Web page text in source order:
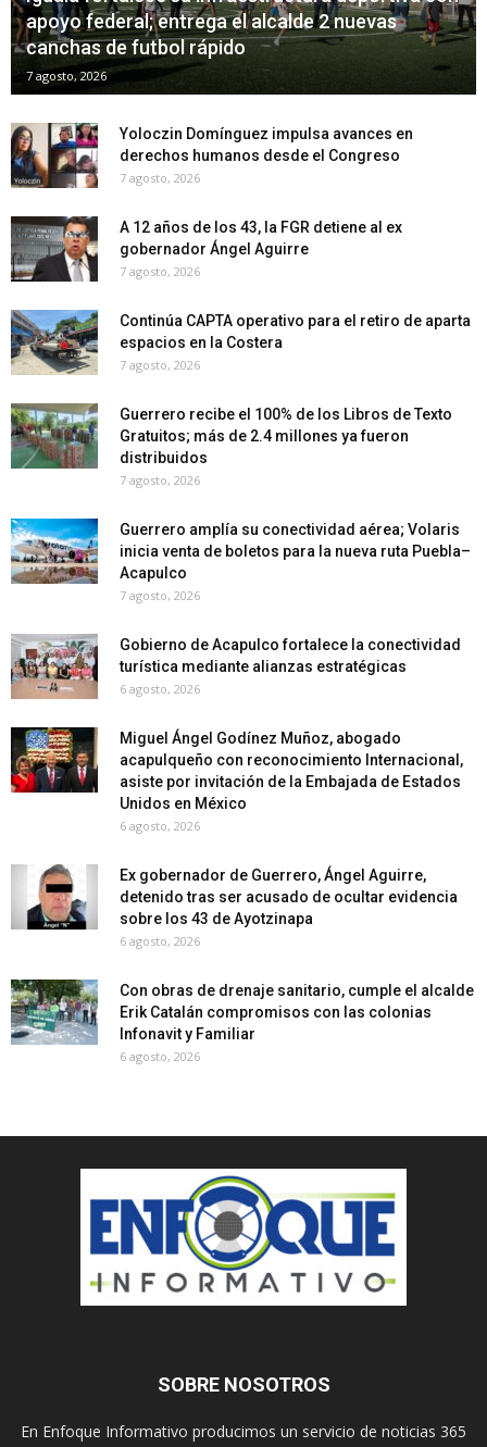
apoyo federal; entrega el alcalde 2 nuevas
canchas de futbol rápido
7 agosto, 2026
Yoloczin Domínguez impulsa avances en
derechos humanos desde el Congreso
7 agosto, 2026
A 12 años de los 43, la FGR detiene al ex
gobernador Ángel Aguirre
7 agosto, 2026
Continúa CAPTA operativo para el retiro de aparta
espacios en la Costera
7 agosto, 2026
Guerrero recibe el 100% de los Libros de Texto
Gratuitos; más de 2.4 millones ya fueron
distribuidos
7 agosto, 2026
Guerrero amplía su conectividad aérea; Volaris
inicia venta de boletos para la nueva ruta Puebla–
Acapulco
7 agosto, 2026
Gobierno de Acapulco fortalece la conectividad
turística mediante alianzas estratégicas
6 agosto, 2026
Miguel Ángel Godínez Muñoz, abogado
acapulqueño con reconocimiento Internacional,
asiste por invitación de la Embajada de Estados
Unidos en México
6 agosto, 2026
Ex gobernador de Guerrero, Ángel Aguirre,
detenido tras ser acusado de ocultar evidencia
sobre los 43 de Ayotzinapa
6 agosto, 2026
Con obras de drenaje sanitario, cumple el alcalde
Erik Catalán compromisos con las colonias
Infonavit y Familiar
6 agosto, 2026
SOBRE NOSOTROS
En Enfoque Informativo producimos un servicio de noticias 365